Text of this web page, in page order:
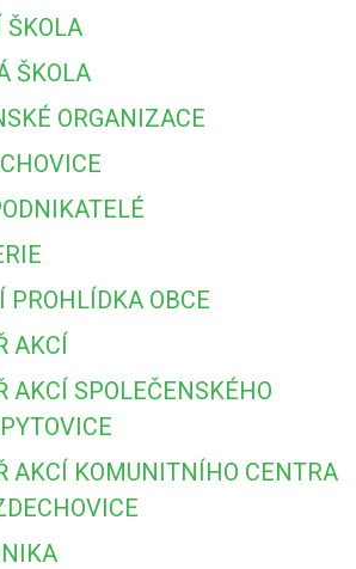
ŠKOLA
ORGANIZACE
PROHLÍDKA OBCE
AKCÍ
AKCÍ SPOLEČENSKÉHO
AKCÍ KOMUNITNÍHO CENTRA